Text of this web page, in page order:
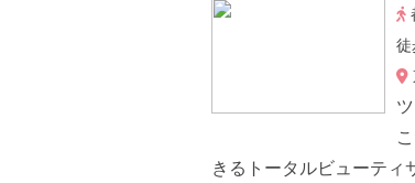
きるトータルビューティ